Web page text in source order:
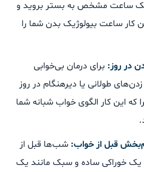
ساعت مشخص به بستر بروید و
ساعت بیولوژیک بدن شما را
روز:برای درمان بی‌خوابی
طولانی یا دیرهنگام در روز
این کار الگوی خواب شبانه شما
قبل از خواب:شب‌ها قبل از
خوراکی ساده و سبک مانند یک